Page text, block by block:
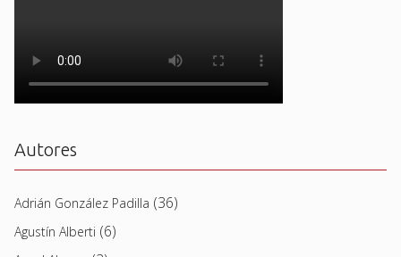
Autores
Adrián González Padilla (36)
Agustín Alberti (6)